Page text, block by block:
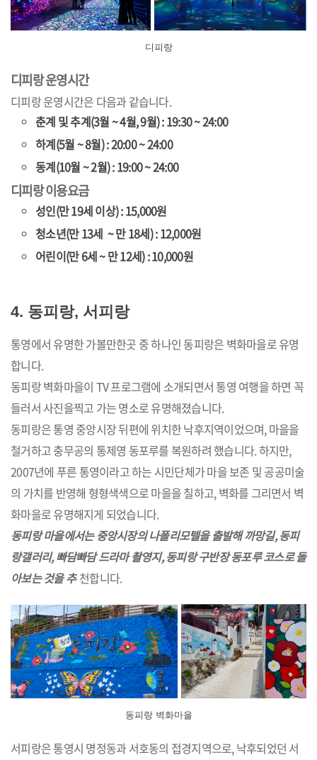
디피랑
디피랑 운영시간
디피랑 운영시간은 다음과 같습니다.
춘계 및 추계(3월 ~ 4월, 9월) : 19:30 ~ 24:00
하계(5월 ~ 8월) : 20:00 ~ 24:00
동계(10월 ~ 2월) : 19:00 ~ 24:00
디피랑 이용요금
성인(만 19세 이상) : 15,000원
청소년(만 13세 ~ 만 18세) : 12,000원
어린이(만 6세 ~ 만 12세) : 10,000원
4. 동피랑, 서피랑
통영에서 유명한 가볼만한곳 중 하나인 동피랑은 벽화마을로 유명
합니다.
동피랑 벽화마을이 TV 프로그램에 소개되면서 통영 여행을 하면 꼭
들러서 사진을찍고 가는 명소로 유명해졌습니다.
동피랑은 통영 중앙시장 뒤편에 위치한 낙후지역이었으며, 마을을
철거하고 충무공의 통제영 동포루를 복원하려 했습니다. 하지만,
2007년에 푸른 통영이라고 하는 시민단체가 마을 보존 및 공공미술
의 가치를 반영해 형형색색으로 마을을 칠하고, 벽화를 그리면서 벽
화마을로 유명해지게 되었습니다.
동피랑 마을에서는 중앙시장의 나폴리모텔을 출발해 까망길, 동피
랑갤러리, 빠담빠담 드라마 촬영지, 동피랑 구반장 동포루 코스로 돌
아보는 것을 추 천합니다.
동피랑 벽화마을
서피랑은 통영시 명정동과 서호동의 접경지역으로, 낙후되었던 서